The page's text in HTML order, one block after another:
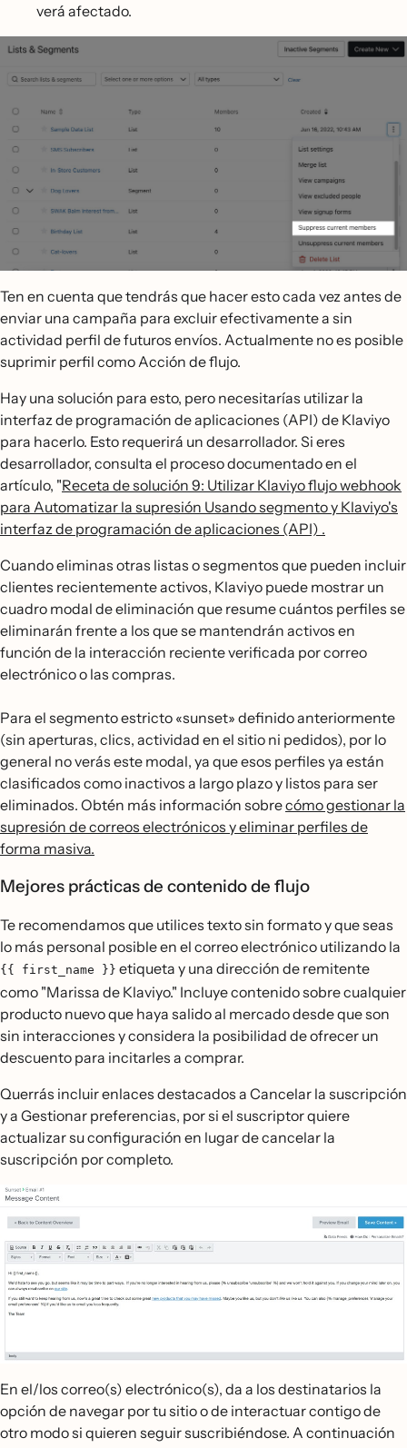
verá afectado.
Ten en cuenta que tendrás que hacer esto cada vez antes de
enviar una campaña para excluir efectivamente a sin
actividad perfil de futuros envíos. Actualmente no es posible
suprimir perfil como Acción de flujo.
Hay una solución para esto, pero necesitarías utilizar la
interfaz de programación de aplicaciones (API) de Klaviyo
para hacerlo. Esto requerirá un desarrollador. Si eres
desarrollador, consulta el proceso documentado en el
artículo, "Receta de solución 9: Utilizar Klaviyo flujo webhook
para Automatizar la supresión Usando segmento y Klaviyo's
interfaz de programación de aplicaciones (API) .
Cuando eliminas otras listas o segmentos que pueden incluir
clientes recientemente activos, Klaviyo puede mostrar un
cuadro modal de eliminación que resume cuántos perfiles se
eliminarán frente a los que se mantendrán activos en
función de la interacción reciente verificada por correo
electrónico o las compras.
Para el segmento estricto «sunset» definido anteriormente
(sin aperturas, clics, actividad en el sitio ni pedidos), por lo
general no verás este modal, ya que esos perfiles ya están
clasificados como inactivos a largo plazo y listos para ser
eliminados. Obtén más información sobrecómo gestionar la
supresión de correos electrónicos y eliminar perfiles de
forma masiva.
Mejores prácticas de contenido de flujo
Te recomendamos que utilices texto sin formato y que seas
lo más personal posible en el correo electrónico utilizando la
{{ first_name }} etiqueta y una dirección de remitente
como "Marissa de Klaviyo." Incluye contenido sobre cualquier
producto nuevo que haya salido al mercado desde que son
sin interacciones y considera la posibilidad de ofrecer un
descuento para incitarles a comprar.
Querrás incluir enlaces destacados a Cancelar la suscripción
y a Gestionar preferencias, por si el suscriptor quiere
actualizar su configuración en lugar de cancelar la
suscripción por completo.
En el/los correo(s) electrónico(s), da a los destinatarios la
opción de navegar por tu sitio o de interactuar contigo de
otro modo si quieren seguir suscribiéndose. A continuación